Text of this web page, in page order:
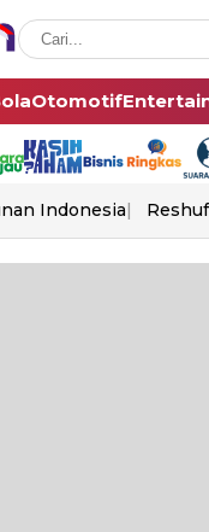
Otomotif
Indonesia